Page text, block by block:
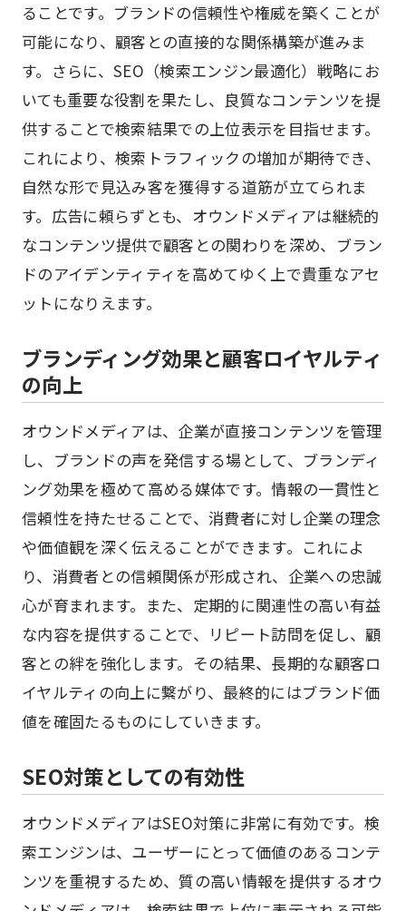
ることです。ブランドの信頼性や権威を築くことが
可能になり、顧客との直接的な関係構築が進みま
す。さらに、SEO（検索エンジン最適化）戦略にお
いても重要な役割を果たし、良質なコンテンツを提
供することで検索結果での上位表示を目指せます。
これにより、検索トラフィックの増加が期待でき、
自然な形で見込み客を獲得する道筋が立てられま
す。広告に頼らずとも、オウンドメディアは継続的
なコンテンツ提供で顧客との関わりを深め、ブラン
ドのアイデンティティを高めてゆく上で貴重なアセ
ットになりえます。
ブランディング効果と顧客ロイヤルティ
の向上
オウンドメディアは、企業が直接コンテンツを管理
し、ブランドの声を発信する場として、ブランディ
ング効果を極めて高める媒体です。情報の一貫性と
信頼性を持たせることで、消費者に対し企業の理念
や価値観を深く伝えることができます。これによ
り、消費者との信頼関係が形成され、企業への忠誠
心が育まれます。また、定期的に関連性の高い有益
な内容を提供することで、リピート訪問を促し、顧
客との絆を強化します。その結果、長期的な顧客ロ
イヤルティの向上に繋がり、最終的にはブランド価
値を確固たるものにしていきます。
SEO対策としての有効性
オウンドメディアはSEO対策に非常に有効です。検
索エンジンは、ユーザーにとって価値のあるコンテ
ンツを重視するため、質の高い情報を提供するオウ